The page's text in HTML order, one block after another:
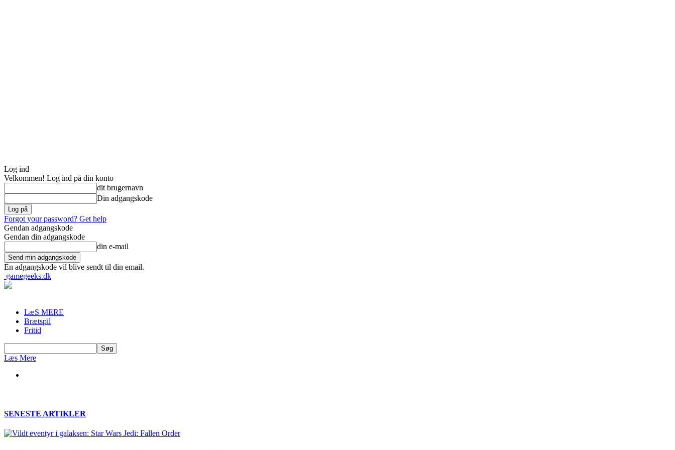
Log ind
Velkommen! Log ind på din konto
dit brugernavn
Din adgangskode
Forgot your password? Get help
Gendan adgangskode
Gendan din adgangskode
din e-mail
En adgangskode vil blive sendt til din email.
gamegeeks.dk
LæS MERE
Brætspil
Fritid
Læs Mere
SENESTE ARTIKLER